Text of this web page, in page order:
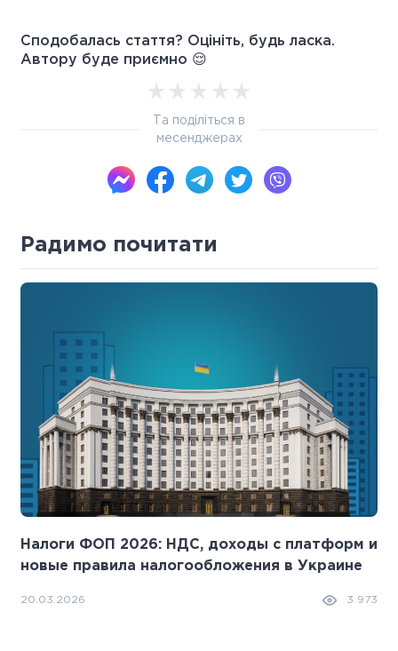
Сподобалась стаття? Оцініть, будь ласка.
Автору буде приємно 😌
Та поділіться в
месенджерах
Радимо почитати
Налоги ФОП 2026: НДС, доходы с платформ и
новые правила налогообложения в Украине
20.03.2026 3 973